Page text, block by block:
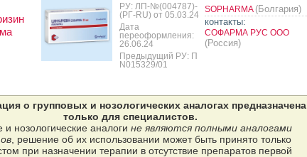
РУ: ЛП-№(004787)-
(РГ-RU) от 05.03.24
Дата
переоформления:
26.06.24
Предыдущий РУ: П
N015329/01
SOPHARMA (Болгария)
контакты:
СОФАРМА РУС ООО
(Россия)
о групповых и нозологических аналогах предназначена
только для специалистов.
и нозологические аналоги не являются полными аналогами
, решение об их использовании может быть принято только
при назначении терапии в отсутствие препаратов первой